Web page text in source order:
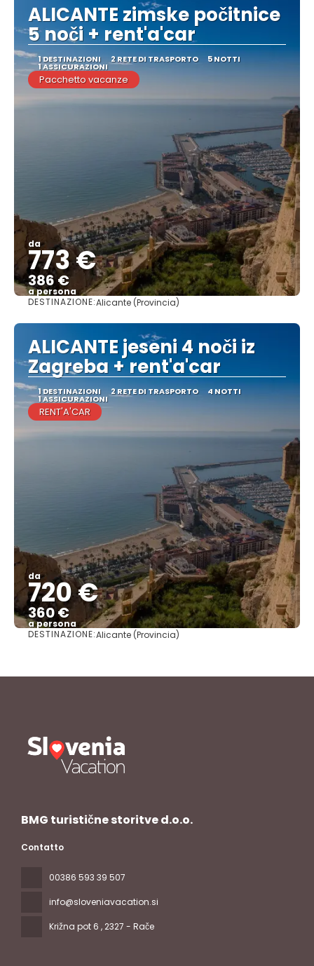
ALICANTE zimske počitnice
5 noči + rent'a'car
1 DESTINAZIONI 2 RETE DI TRASPORTO 5 NOTTI
1 ASSICURAZIONI
Pacchetto vacanze
da
773 €
386 €
a persona
Vedere
DESTINAZIONE:Alicante (Provincia)
ALICANTE jeseni 4 noči iz
Zagreba + rent'a'car
1 DESTINAZIONI 2 RETE DI TRASPORTO 4 NOTTI
1 ASSICURAZIONI
RENT'A'CAR
da
720 €
360 €
a persona
Vedere
DESTINAZIONE:Alicante (Provincia)
BMG turistične storitve d.o.o.
Contatto
00386 593 39 507
info@sloveniavacation.si
Križna pot 6 , 2327 - Rače